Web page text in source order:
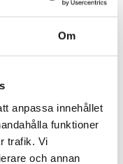
Om
anpassa innehållet
funktioner
trafik. Vi
och annan